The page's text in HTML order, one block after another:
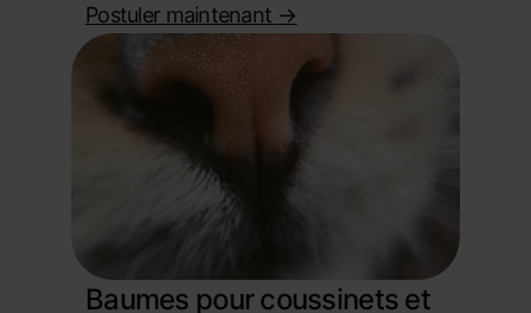
Postuler maintenant ->
Baumes pour coussinets et